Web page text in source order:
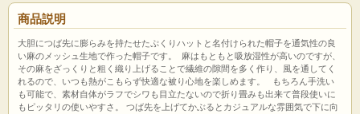
商品説明
大胆につば先に膨らみを持たせたぷくりハットと名付けられた帽子を通気性の良
い麻のメッシュ生地で作った帽子です。 麻はもともと吸放湿性が高いのですが、
その麻をざっくりと粗く織り上げることで繊維の隙間を多く作り、風を通してく
れるので、いつも熱がこもらず快適な被り心地を楽しめます。 もちろん手洗い
も可能で、素材自体がラフでシワも目立たないので折り畳みも出来て普段使いに
もピッタリの使いやすさ。 つば先を上げてかぶるとカジュアルな雰囲気で下に向